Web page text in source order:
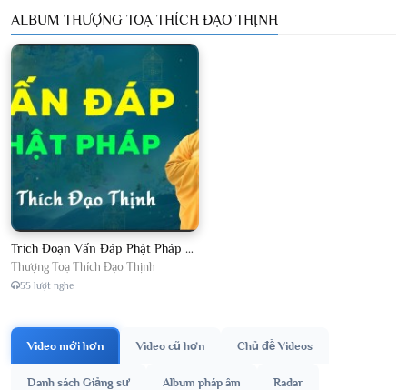
ALBUM THƯỢNG TOẠ THÍCH ĐẠO THỊNH
Trích Đoạn Vấn Đáp Phật Pháp 2026
Thượng Toạ Thích Đạo Thịnh
55 lượt nghe
Video mới hơn Video cũ hơn Chủ đề Videos
Danh sách Giảng sư Album pháp âm Radar